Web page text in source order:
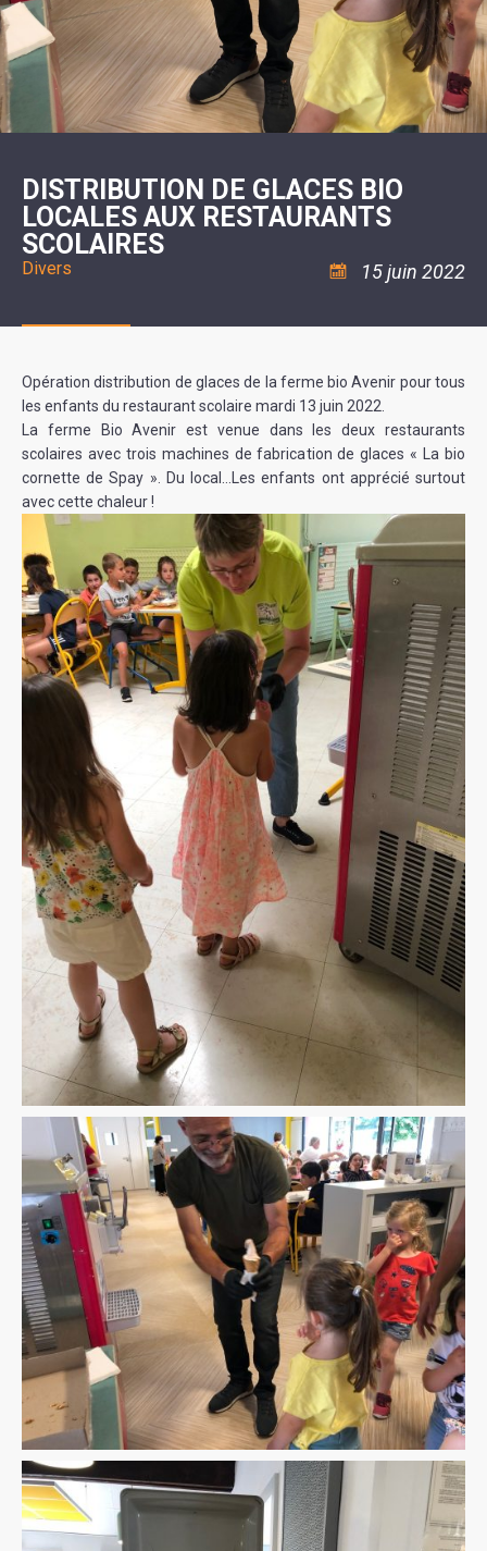
20ÈME
SIÈCLE
RÉUNIONS
CONSEIL
MUNICIPAL
ARRÊTÉS
DÉCISIONS
MAIRE
DE
LA
MINORITÉ
LES
ÉCOLES
/
LE
COLLÈGE
JEUNES
11
ANS
ASSOCIATION
COULÉE
DOUCE
ENVIRONNEMENT
L'EAU
ET
L'ASSAINISSEMENT
RÉSIDENCE
AUTONOMIE
LA
POLICE
MUNICIPALE
SÉCURITÉ
RISQUES
SANTÉ/COMMERCES/ARTISANS
DE
MUSIQUE
L'ÉCOLE
COMMUNAUTAIRE
DE
DANSE
PISCINE
VOIE
VERTE
VISITES
ET
DÉCOUVERTES
RANDONNÉES
LE
CAMPING-
CARS
TENTES
ET
CARAVANES
LA
HALTE
À
DISTRIBUTION DE GLACES BIO
LOCALES AUX RESTAURANTS
SCOLAIRES
Divers 15 juin 2022
Opération distribution de glaces de la ferme bio Avenir pour tous
les enfants du restaurant scolaire mardi 13 juin 2022.
La ferme Bio Avenir est venue dans les deux restaurants
scolaires avec trois machines de fabrication de glaces « La bio
cornette de Spay ». Du local…Les enfants ont apprécié surtout
avec cette chaleur !